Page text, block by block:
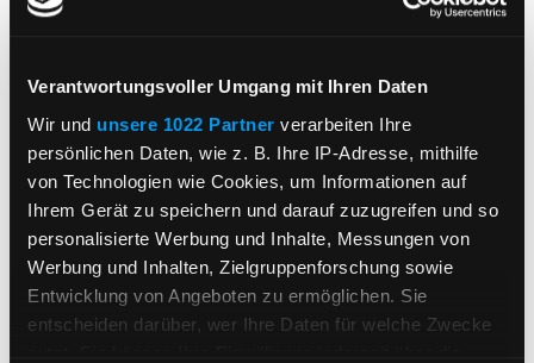
Verantwortungsvoller Umgang mit Ihren Daten
Wir und unsere 1022 Partner verarbeiten Ihre
persönlichen Daten, wie z. B. Ihre IP-Adresse, mithilfe
von Technologien wie Cookies, um Informationen auf
Ihrem Gerät zu speichern und darauf zuzugreifen und so
personalisierte Werbung und Inhalte, Messungen von
Werbung und Inhalten, Zielgruppenforschung sowie
Entwicklung von Angeboten zu ermöglichen. Sie
entscheiden darüber, wer Ihre Daten für welche Zwecke
haben den strengen Degustationsregeln unseres
Hauses standgehalten. Wir verpflichten uns zur
Erzeugung höchster Qualität und Verantwortung
gegenüber unseren Kunden.